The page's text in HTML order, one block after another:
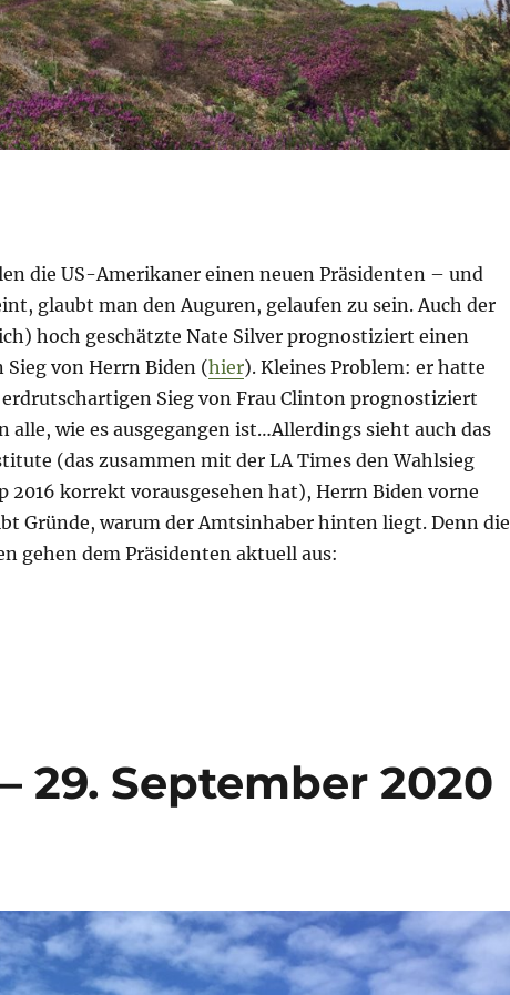
die US-Amerikaner einen neuen Präsidenten – und
glaubt man den Auguren, gelaufen zu sein. Auch der
hoch geschätzte Nate Silver prognostiziert einen
von Herrn Biden (hier). Kleines Problem: er hatte
erdrutschartigen Sieg von Frau Clinton prognostiziert
alle, wie es ausgegangen ist…Allerdings sieht auch das
(das zusammen mit der LA Times den Wahlsieg
2016 korrekt vorausgesehen hat), Herrn Biden vorne
Gründe, warum der Amtsinhaber hinten liegt. Denn die
gehen dem Präsidenten aktuell aus:
19. Oktober 2020 – USA–Special“
29. September 2020